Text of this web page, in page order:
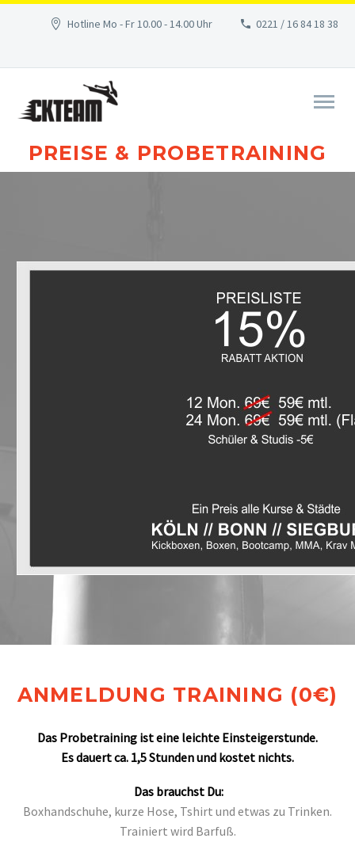
Hotline Mo - Fr 10.00 - 14.00 Uhr 0221 / 16 84 18 38
PREISE & PROBETRAINING
ANMELDUNG TRAINING (0€)
Das Probetraining ist eine leichte Einsteigerstunde.
Es dauert ca. 1,5 Stunden und kostet nichts.
Das brauchst Du:
Boxhandschuhe, kurze Hose, Tshirt und etwas zu Trinken.
Trainiert wird Barfuß.